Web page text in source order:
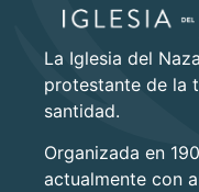
La Iglesia del
protestante de la
santidad.
Organizada en
actualmente con